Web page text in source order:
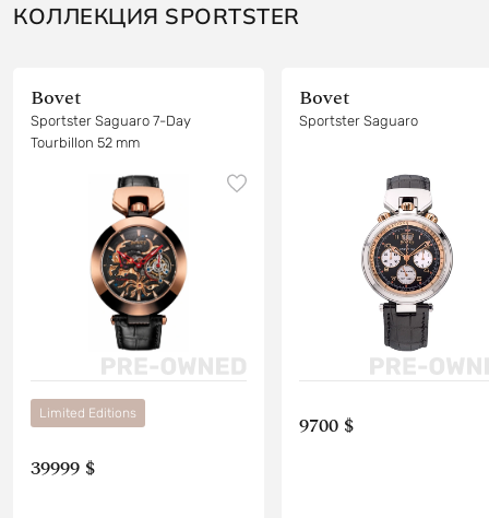
КОЛЛЕКЦИЯ SPORTSTER
Bovet
Sportster Saguaro 7-Day
Tourbillon 52 mm
Limited Editions
39999 $
Bovet
Sportster Saguaro
9700 $